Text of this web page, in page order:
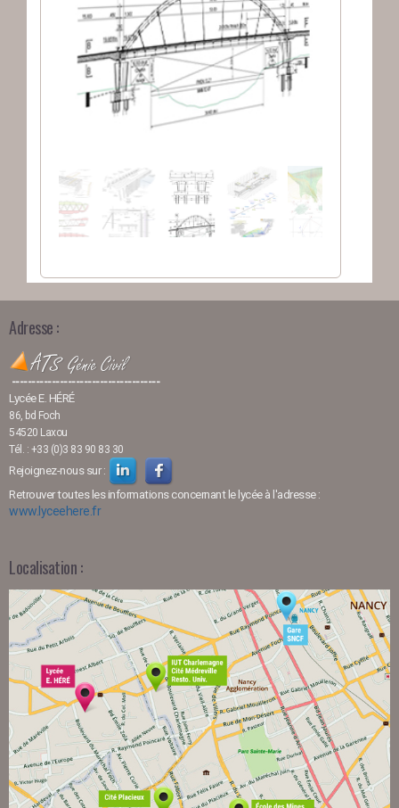
Adresse :
-------------------------------------
Lycée E. HÉRÉ
86, bd Foch
54520 Laxou
Tél. : +33 (0)3 83 90 83 30
Rejoignez-nous sur :
Retrouver toutes les informations concernant le lycée à l'adresse :
www.lyceehere.fr
Localisation :